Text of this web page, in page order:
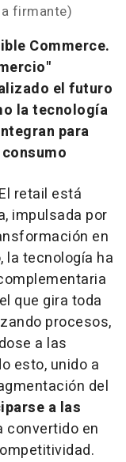
firmante)
Commerce.
el futuro
la tecnología
para
El retail está
impulsada por
en
la tecnología ha
que gira toda
procesos,
a las
esto, unido a
del
a las
convertido en